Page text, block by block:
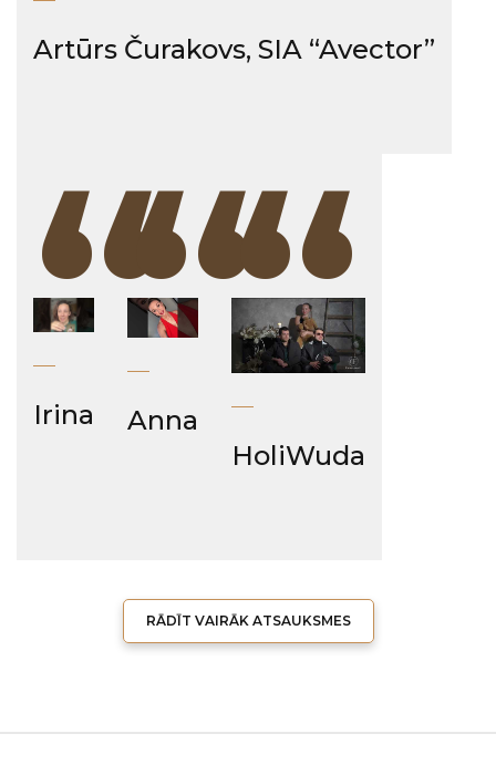
Artūrs Čurakovs, SIA “Avector”
“
Irina “
Anna “
HoliWuda
RĀDĪT VAIRĀK ATSAUKSMES